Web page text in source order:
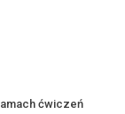
ćwiczeń